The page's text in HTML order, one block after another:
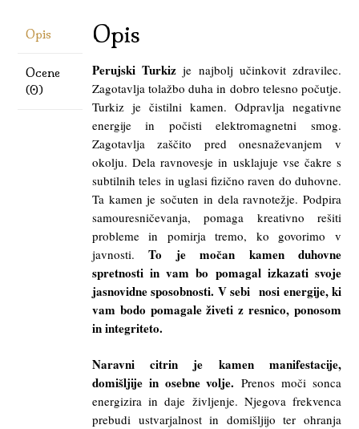
Opis
Ocene
(0)
Opis
Perujski Turkiz je najbolj učinkovit zdravilec.
Zagotavlja tolažbo duha in dobro telesno počutje.
Turkiz je čistilni kamen. Odpravlja negativne
energije in počisti elektromagnetni smog.
Zagotavlja zaščito pred onesnaževanjem v
okolju. Dela ravnovesje in usklajuje vse čakre s
subtilnih teles in uglasi fizično raven do duhovne.
Ta kamen je sočuten in dela ravnotežje. Podpira
samouresničevanja, pomaga kreativno rešiti
probleme in pomirja tremo, ko govorimo v
javnosti.To je močan kamen duhovne
spretnosti in vam bo pomagal izkazati svoje
jasnovidne sposobnosti. V sebi nosi energije, ki
vam bodo pomagale živeti z resnico, ponosom
in integriteto.
Naravni citrin je kamen manifestacije,
domišljije in osebne volje. Prenos moči sonca
energizira in daje življenje. Njegova frekvenca
prebudi ustvarjalnost in domišljijo ter ohranja